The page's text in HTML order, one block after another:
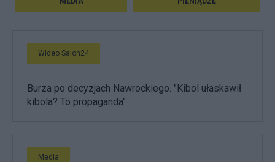
Wideo Salon24
Burza po decyzjach Nawrockiego. "Kibol ułaskawił
kibola? To propaganda"
Media